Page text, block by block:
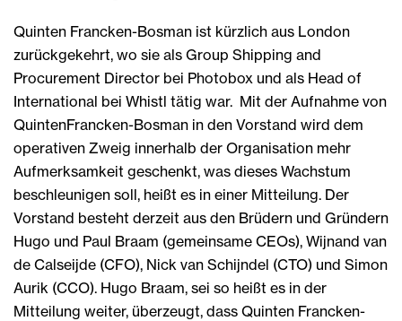
Quinten Francken-Bosman ist kürzlich aus London
zurückgekehrt, wo sie als Group Shipping and
Procurement Director bei Photobox und als Head of
International bei Whistl tätig war. Mit der Aufnahme von
QuintenFrancken-Bosman in den Vorstand wird dem
operativen Zweig innerhalb der Organisation mehr
Aufmerksamkeit geschenkt, was dieses Wachstum
beschleunigen soll, heißt es in einer Mitteilung. Der
Vorstand besteht derzeit aus den Brüdern und Gründern
Hugo und Paul Braam (gemeinsame CEOs), Wijnand van
de Calseijde (CFO), Nick van Schijndel (CTO) und Simon
Aurik (CCO). Hugo Braam, sei so heißt es in der
Mitteilung weiter, überzeugt, dass Quinten Francken-